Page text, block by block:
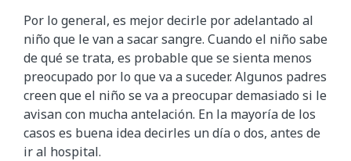
Por lo general, es mejor decirle por adelantado al
niño que le van a sacar sangre. Cuando el niño sabe
de qué se trata, es probable que se sienta menos
preocupado por lo que va a suceder. Algunos padres
creen que el niño se va a preocupar demasiado si le
avisan con mucha antelación. En la mayoría de los
casos es buena idea decirles un día o dos, antes de
ir al hospital.